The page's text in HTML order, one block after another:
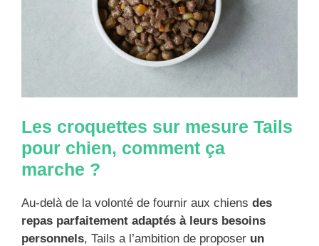
Les croquettes sur mesure Tails
pour chien, comment ça
marche ?
Au-delà de la volonté de fournir aux chiens des
repas parfaitement adaptés à leurs besoins
personnels, Tails a l’ambition de proposer un